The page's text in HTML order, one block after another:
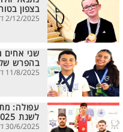
בצפון
2/12/2025 דני ברנר
שני אחים
בהפרש של
11/8/2025 דני ברנר
עפולה:
לשנת 2025
30/6/2025 דני ברנר